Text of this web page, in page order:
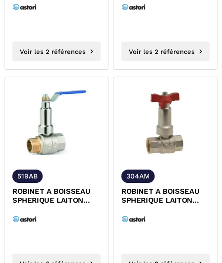
FIXE POIGNEE...
Voir les 2 références
ALLONGE FIXE
Voir les 2 références
519AB
ROBINET A BOISSEAU
SPHERIQUE LAITON
ALLONGE FIXE
304AM
ROBINET A BOISSEAU
SPHERIQUE LAITON
MANETTE...